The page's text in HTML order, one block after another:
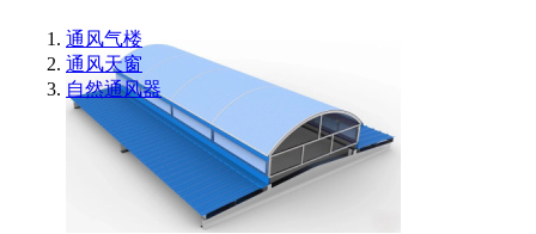
通风气楼
通风天窗
自然通风器